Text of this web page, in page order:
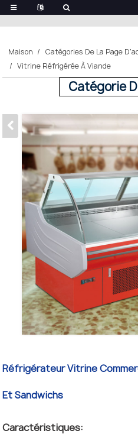
Maison
Catégories De La Page
Vitrine Réfrigérée À Viande
Catégorie
Réfrigérateur Vitrine
Et Sandwichs
Caractéristiques: